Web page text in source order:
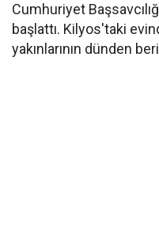
Cumhuriyet
başlattı. Kilyos'taki
yakınlarının dünden